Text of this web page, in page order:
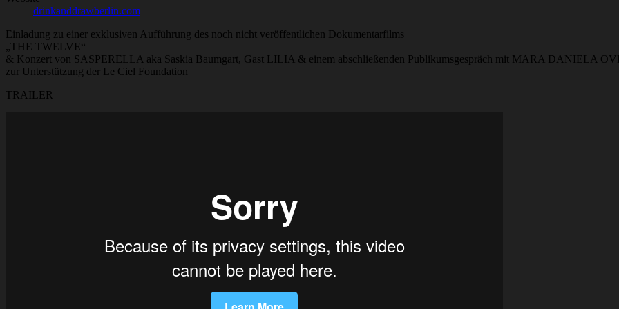
drinkanddrawberlin.com
Einladung zu einer exklusiven Aufführung des noch nicht veröffentlichen Dokumentarfilms
„THE TWELVE“
& Konzert von SASPERELLA aka Saskia Baumgart, Gast LILIA & einem abschließenden Publikumsgespräch mit MARA DANIELA
zur Unterstützung der Le Ciel Foundation
TRAILER